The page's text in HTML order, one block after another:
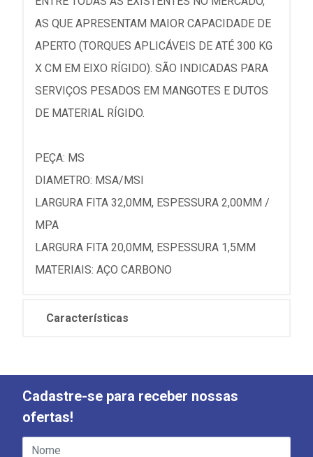
AS QUE APRESENTAM MAIOR CAPACIDADE DE
APERTO (TORQUES APLICÁVEIS DE ATÉ 300 KG
X CM EM EIXO RÍGIDO). SÃO INDICADAS PARA
SERVIÇOS PESADOS EM MANGOTES E DUTOS
DE MATERIAL RÍGIDO.
PEÇA: MS
DIAMETRO: MSA/MSI
LARGURA FITA 32,0MM, ESPESSURA 2,00MM /
MPA
LARGURA FITA 20,0MM, ESPESSURA 1,5MM
MATERIAIS: AÇO CARBONO
Características
Cadastre-se para receber nossas
ofertas!